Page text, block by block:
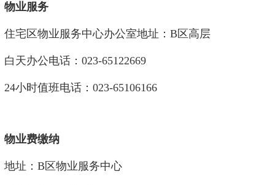
物业服务
住宅区物业服务中心办公室地址：B区高层
白天办公电话：023-65122669
24小时值班电话：023-65106166
物业费缴纳
地址：B区物业服务中心